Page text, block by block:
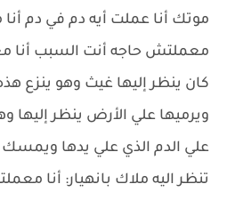
موتك أنا عملت أيه دم في دم
معملتش حاجه أنت السبب أنا
كان ينظر إليها غيث وهو ينزع
ويرميها علي الأرض ينظر إليها
علي الدم الذي علي يدها ويمسك
تنظر اليه ملاك بانهيار: أنا